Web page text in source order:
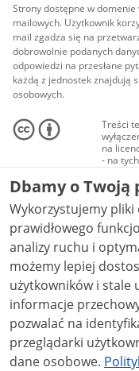
Strony dostępne w
mailowych. Użytkownik
mail zgadza się na
dobrowolnie podanych
odpowiedzi na przesłane
każdą z jednostek znajdują
osobowych.
Treści
na
- na
audio i
NC-ND
Dbamy o Twoją
Wykorzystujemy pliki
prawidłowego
analizy ruchu i
możemy lepiej
użytkowników i stale
informacje
pozwalać na
przeglądarki
dane osobowe.